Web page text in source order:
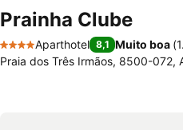
Prainha Clube
4 Estrelas
Aparthotel 8,1 Muito boa (
Praia dos Três Irmãos, 8500-072,